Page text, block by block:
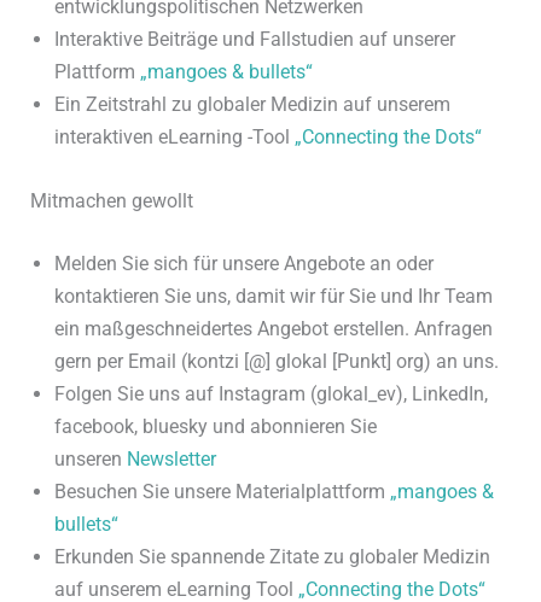
entwicklungspolitischen Netzwerken
Interaktive Beiträge und Fallstudien auf unserer
Plattform „mangoes & bullets“
Ein Zeitstrahl zu globaler Medizin auf unserem
interaktiven eLearning -Tool „Connecting the Dots“
Mitmachen gewollt
Melden Sie sich für unsere Angebote an oder
kontaktieren Sie uns, damit wir für Sie und Ihr Team
ein maßgeschneidertes Angebot erstellen. Anfragen
gern per Email (kontzi [@] glokal [Punkt] org) an uns.
Folgen Sie uns auf Instagram (glokal_ev), LinkedIn,
facebook, bluesky und abonnieren Sie
unseren Newsletter
Besuchen Sie unsere Materialplattform „mangoes &
bullets“
Erkunden Sie spannende Zitate zu globaler Medizin
auf unserem eLearning Tool „Connecting the Dots“